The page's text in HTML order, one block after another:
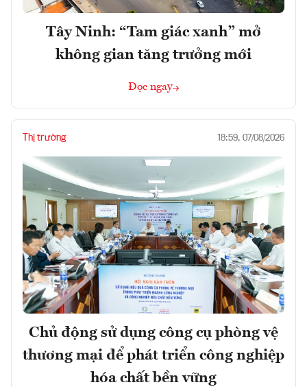
Tây Ninh: “Tam giác xanh” mở
không gian tăng trưởng mới
Đọc ngay
Thị trường 18:59, 07/08/2026
Chủ động sử dụng công cụ phòng vệ
thương mại để phát triển công nghiệp
hóa chất bền vững